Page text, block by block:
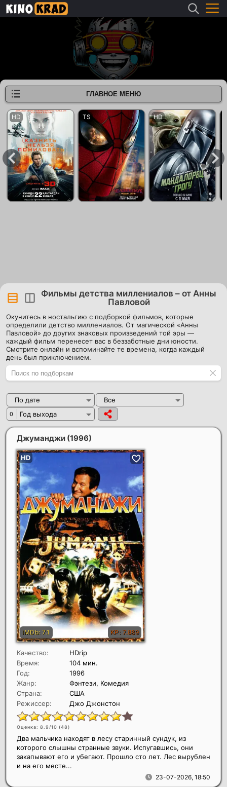
Фильмы детства миллениалов – от Анны
Павловой
Окунитесь в ностальгию с подборкой фильмов, которые
определили детство миллениалов. От магической «Анны
Павловой» до других знаковых произведений той эры —
каждый фильм перенесет вас в беззаботные дни юности.
Смотрите онлайн и вспоминайте те времена, когда каждый
день был приключением.
По дате Все
0 Год выхода
Джуманджи (1996)
Качество:
HDrip
Время:
104 мин.
Год:
1996
Жанр:
Фэнтези, Комедия
Страна:
США
Режиссер:
Джо Джонстон
Оценка: 8.9/10 (48)
23-07-2026, 18:50
Два мальчика находят в лесу старинный сундук, из
которого слышны странные звуки. Испугавшись, они
закапывают его и убегают. Прошло сто лет. Лес вырублен
и на его месте...
ГЛАВНОЕ МЕНЮ